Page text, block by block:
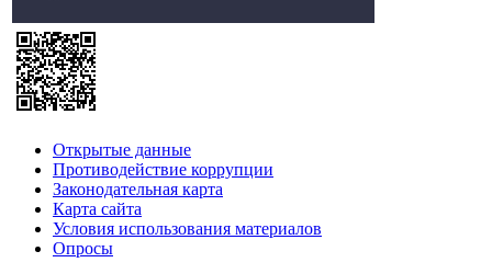
Открытые данные
Противодействие коррупции
Законодательная карта
Карта сайта
Условия использования материалов
Опросы